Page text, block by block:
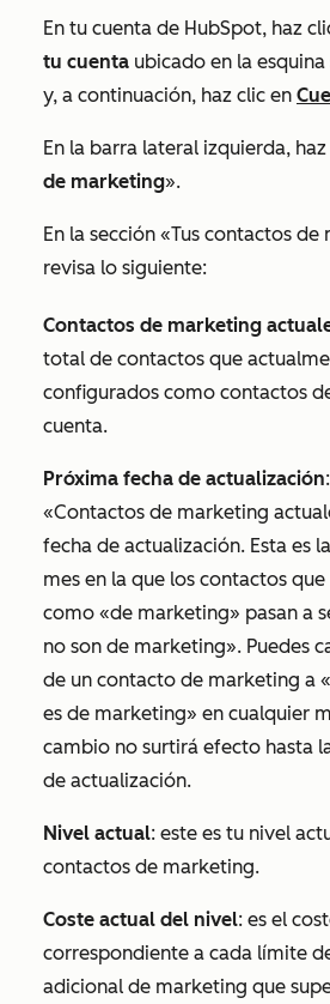
En tu cuenta de HubSpot, haz
tu cuenta ubicado en la
y, a continuación, haz clic en
En la barra lateral izquierda,
de marketing».
En la sección «Tus contactos de
revisa lo siguiente:
Contactos de marketing
total de contactos que
configurados como contactos
cuenta.
Próxima fecha de actualización
«Contactos de marketing
fecha de actualización. Esta es
mes en la que los contactos
como «de marketing» pasan a
no son de marketing». Puedes
de un contacto de marketing a
es de marketing» en cualquier
cambio no surtirá efecto hasta
de actualización.
Nivel actual: este es tu nivel
contactos de marketing.
Coste actual del nivel: es el
correspondiente a cada límite
adicional de marketing que